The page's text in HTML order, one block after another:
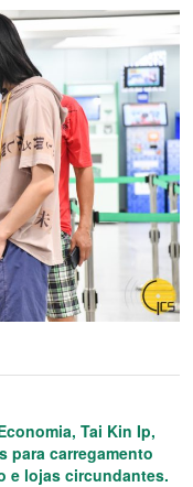
Tai Kin Ip,
para carregamento
e lojas circundantes.